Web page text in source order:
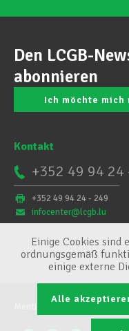
Den LCGB-
abonnieren
Ich möchte
Kontakt
+352 49 94 24
+352 49 94 24 - 249
infocenter@lcgb.lu
Einige Cookies sind
ordnungsgemäß
einige externe
Alle